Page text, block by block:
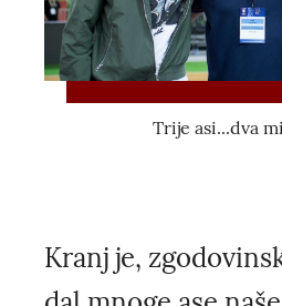
Trije asi...dva
Kranj je,